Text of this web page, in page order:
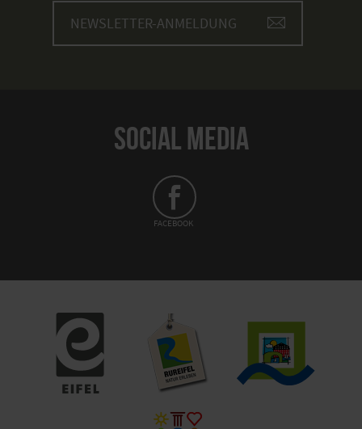
NEWSLETTER-ANMELDUNG
SOCIAL MEDIA
FACEBOOK